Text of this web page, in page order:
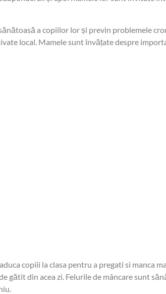
a copiilor lor și previn problemele
local. Mamele sunt învățate despre
copiii la clasa pentru a pregati si manca
gătit din acea zi. Felurile de mâncare sunt